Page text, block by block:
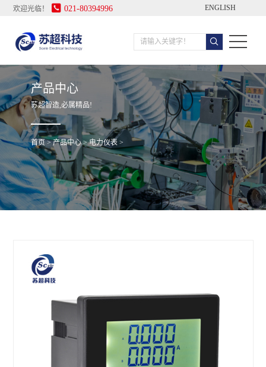
欢迎光临！  021-80394996 ENGLISH
产品中心
苏超智造,必属精品!
首页>产品中心>电力仪表>